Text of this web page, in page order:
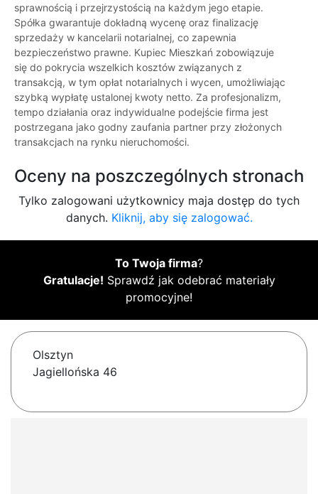
sprawnością i przejrzystością na każdym jego etapie.
Spółka gwarantuje dokładną wycenę oraz finalizację
sprzedaży w kancelarii notarialnej, co zapewnia
bezpieczeństwo prawne. Kupiec Mieszkań zobowiązuje
się do pokrycia wszelkich kosztów związanych z
transakcją, w tym opłat notarialnych i wycen, umożliwiając
szybką wypłatę ustalonej kwoty netto. Za profesjonalizm,
tempo działania oraz indywidualne podejście firma jest
postrzegana jako godny zaufania partner przy złożonych
transakcjach na rynku nieruchomości.
Oceny na poszczególnych stronach
Tylko zalogowani użytkownicy maja dostęp do tych
danych. Kliknij, aby się zalogować.
To Twoja firma?
Gratulacje! Sprawdź jak odebrać materiały
promocyjne!
Olsztyn
Jagiellońska 46